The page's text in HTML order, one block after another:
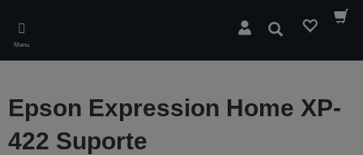
main
content
Menu
Pesquisar
Epson Expression Home XP-
422 Suporte